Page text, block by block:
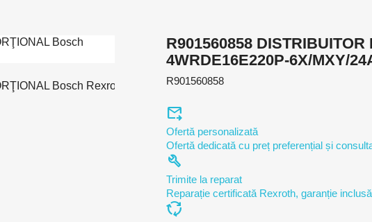
R901560858
4WRDE16E220P-6X/MXY/
R901560858
forward_to_inbox
Ofertă personalizată
Ofertă dedicată cu preț preferențial și
build
Trimite la reparat
Reparație certificată Rexroth, garanție
cycle